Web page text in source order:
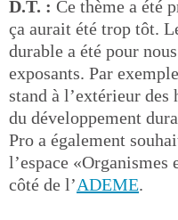
D.T. : Ce thème a été
ça aurait été trop tôt.
durable a été pour
exposants. Par
stand à l’extérieur
du développement
Pro a également
l’espace «Organismes
côté de l’ADEME.